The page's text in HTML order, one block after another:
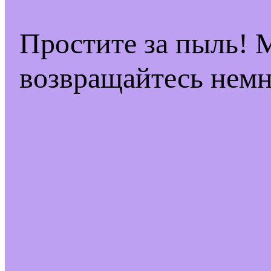
Простите за пыль!
возвращайтесь